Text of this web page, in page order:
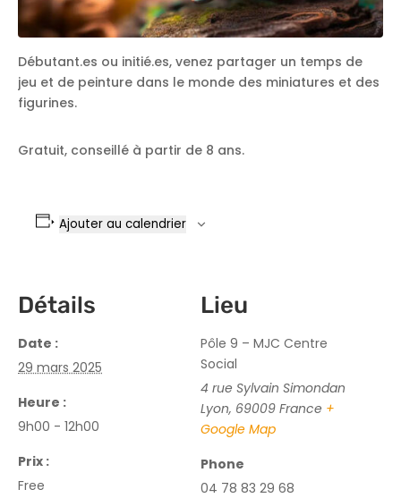
Débutant.es ou initié.es, venez partager un temps de
jeu et de peinture dans le monde des miniatures et des
figurines.
Gratuit, conseillé à partir de 8 ans.
Ajouter au calendrier
Détails
Date :
29 mars 2025
Heure :
9h00 - 12h00
Prix :
Free
Lieu
Pôle 9 – MJC Centre
Social
4 rue Sylvain Simondan
Lyon, 69009 France +
Google Map
Phone
04 78 83 29 68